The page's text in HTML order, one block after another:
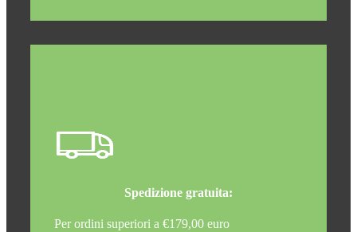
Spedizione gratuita:
Per ordini superiori a €179,00 euro